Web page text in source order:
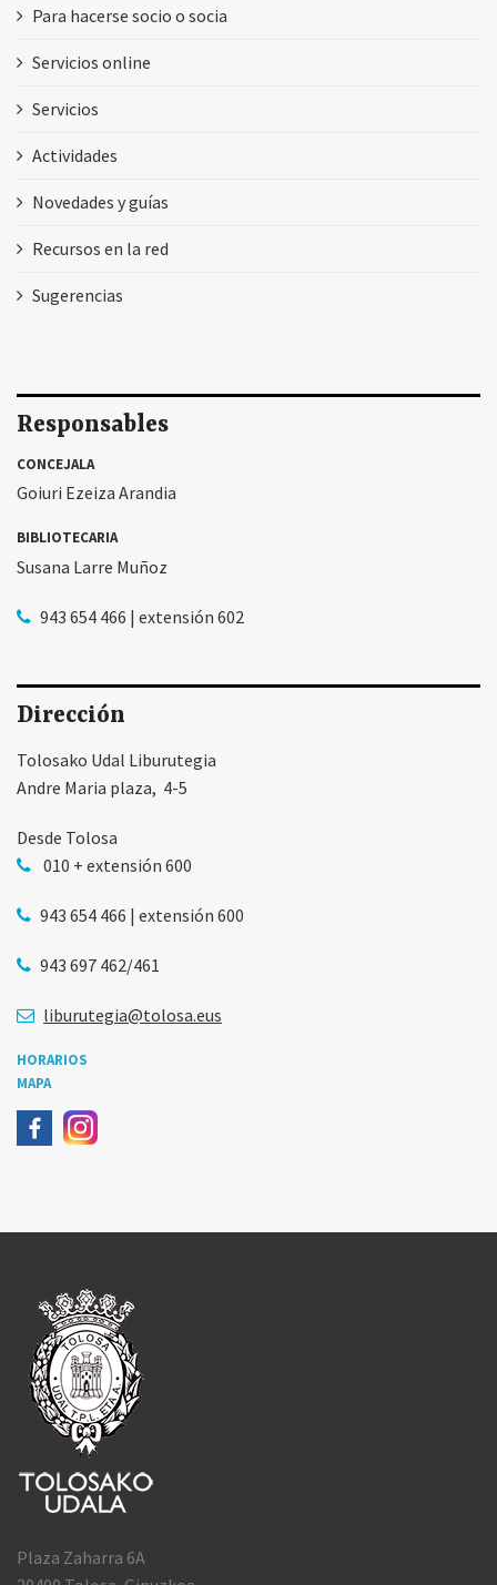
Para hacerse socio o socia
Servicios online
Servicios
Actividades
Novedades y guías
Recursos en la red
Sugerencias
Responsables
CONCEJALA
Goiuri Ezeiza Arandia
BIBLIOTECARIA
Susana Larre Muñoz
943 654 466 | extensión 602
Dirección
Tolosako Udal Liburutegia
Andre Maria plaza, 4-5
Desde Tolosa
010 + extensión 600
943 654 466 | extensión 600
943 697 462/461
liburutegia@tolosa.eus
HORARIOS
MAPA
Plaza Zaharra 6A